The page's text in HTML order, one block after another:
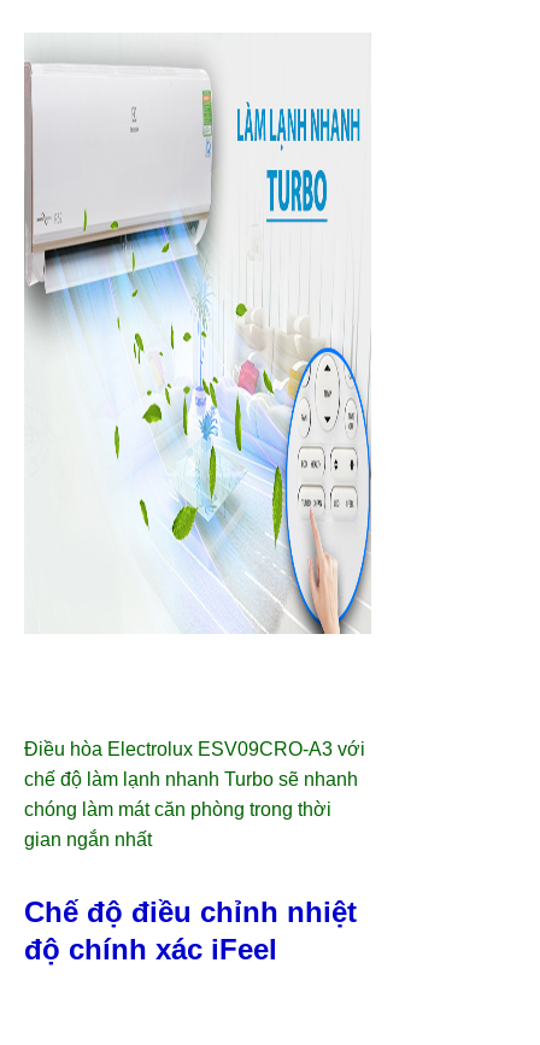
Điều hòa Electrolux ESV09CRO-A3 với
chế độ làm lạnh nhanh Turbo sẽ nhanh
chóng làm mát căn phòng trong thời
gian ngắn nhất
Chế độ điều chỉnh nhiệt
độ chính xác iFeel